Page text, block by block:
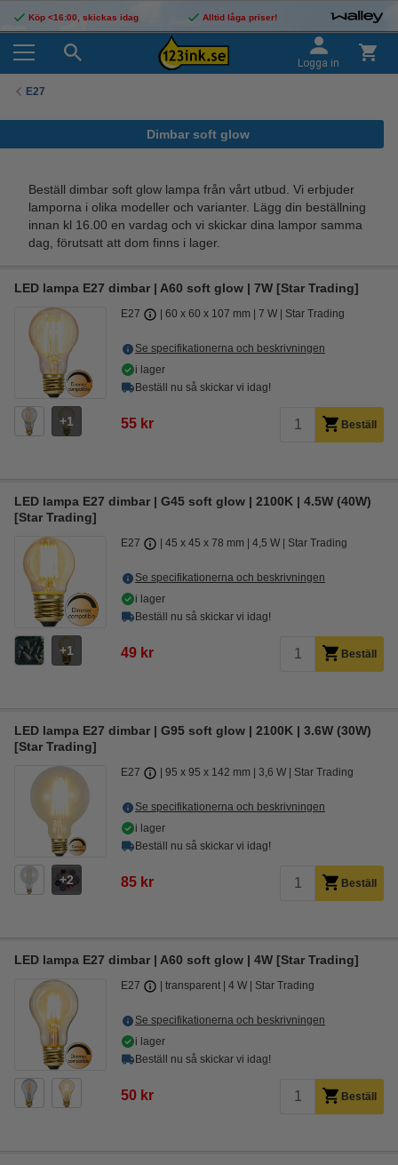
Köp <16:00, skickas idag Alltid låga priser!
Logga in
E27
Dimbar soft glow
Beställ dimbar soft glow lampa från vårt utbud. Vi erbjuder
lamporna i olika modeller och varianter. Lägg din beställning
innan kl 16.00 en vardag och vi skickar dina lampor samma
dag, förutsatt att dom finns i lager.
LED lampa E27 dimbar | A60 soft glow | 7W [Star Trading]
1
E27 60 x 60 x 107 mm 7 W Star Trading
Se specifikationerna och beskrivningen
i lager
Beställ nu så skickar vi idag!
55 kr Beställ
LED lampa E27 dimbar | G45 soft glow | 2100K | 4.5W (40W)
[Star Trading]
1
E27 45 x 45 x 78 mm 4,5 W Star Trading
Se specifikationerna och beskrivningen
i lager
Beställ nu så skickar vi idag!
49 kr Beställ
LED lampa E27 dimbar | G95 soft glow | 2100K | 3.6W (30W)
[Star Trading]
2
E27 95 x 95 x 142 mm 3,6 W Star Trading
Se specifikationerna och beskrivningen
i lager
Beställ nu så skickar vi idag!
85 kr Beställ
LED lampa E27 dimbar | A60 soft glow | 4W [Star Trading]
E27 transparent 4 W Star Trading
Se specifikationerna och beskrivningen
i lager
Beställ nu så skickar vi idag!
50 kr Beställ